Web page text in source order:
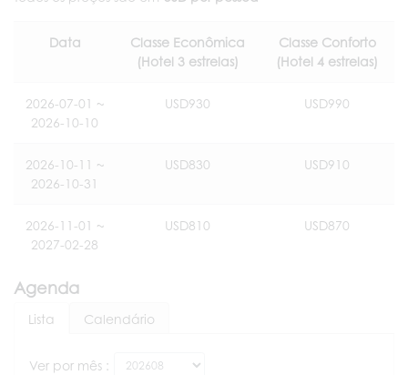
Data
Classe Econômica
(Hotel 3 estrelas)
Classe Conforto
(Hotel 4 estrelas)
2026-07-01 ~
2026-10-10
USD930 USD990
2026-10-11 ~
2026-10-31
USD830 USD910
2026-11-01 ~
2027-02-28
USD810 USD870
Agenda
Lista Calendário
Ver por mês :